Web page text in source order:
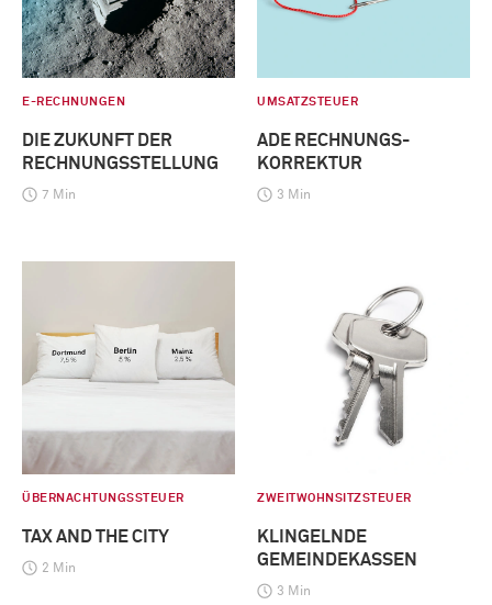
E-RECHNUNGEN
DIE ZUKUNFT DER
RECHNUNGSSTELLUNG
7 Min
UMSATZSTEUER
ADE RECHNUNGS-
KORREKTUR
3 Min
ÜBERNACHTUNGSSTEUER
TAX AND THE CITY
2 Min
ZWEITWOHNSITZSTEUER
KLINGELNDE
GEMEINDEKASSEN
3 Min